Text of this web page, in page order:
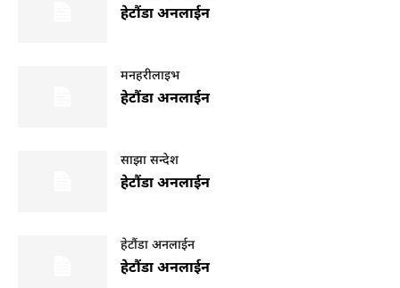
हेटौंडा अनलाईन
हेटौंडा अनलाईन
मनहरीलाइभ
हेटौंडा अनलाईन
साझा सन्देश
हेटौंडा अनलाईन
हेटौंडा अनलाईन
हेटौंडा अनलाईन